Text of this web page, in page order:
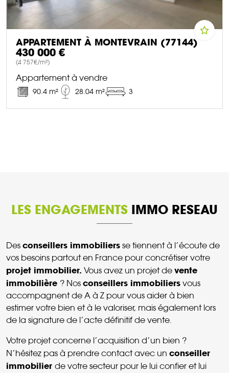
APPARTEMENT À MONTEVRAIN (77144)
430 000 €
(4 757€/m²)
Appartement à vendre
90.4 m² 28.04 m² 3
LES ENGAGEMENTS IMMO RESEAU
Des conseillers immobiliers se tiennent à l’écoute de
vos besoins partout en France pour concrétiser votre
projet immobilier. Vous avez un projet de vente
immobilière ? Nos conseillers immobiliers vous
accompagnent de A à Z pour vous aider à bien
estimer votre bien et à le valoriser, mais également lors
de la signature de l’acte définitif de vente.
Votre projet concerne l’acquisition d’un bien ?
N’hésitez pas à prendre contact avec un conseiller
immobilier de votre secteur pour le lui confier et lui